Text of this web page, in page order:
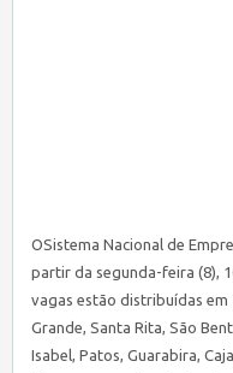
OSistema Nacional de
partir da segunda-feira (8),
vagas estão distribuídas em
Grande, Santa Rita, São
Isabel, Patos, Guarabira,